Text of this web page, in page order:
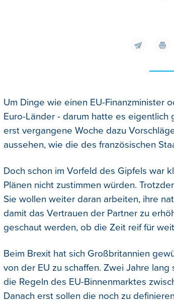
Um Dinge wie einen EU-Finanzminister
Euro-Länder - darum hatte es eigentlich
erst vergangene Woche dazu
aussehen, wie die des französischen
Doch schon im Vorfeld des Gipfels war
Plänen nicht zustimmen würden.
Sie wollen weiter daran arbeiten, ihre
damit das Vertrauen der Partner zu
geschaut werden, ob die Zeit reif für
Beim Brexit hat sich Großbritannien
von der EU zu schaffen. Zwei Jahre
die Regeln des EU-Binnenmarktes
Danach erst sollen die noch zu